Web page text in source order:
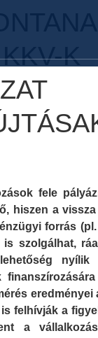
K
fele
hiszen a
forrás
is szolgálhat,
felhívják a
a vállalkozás